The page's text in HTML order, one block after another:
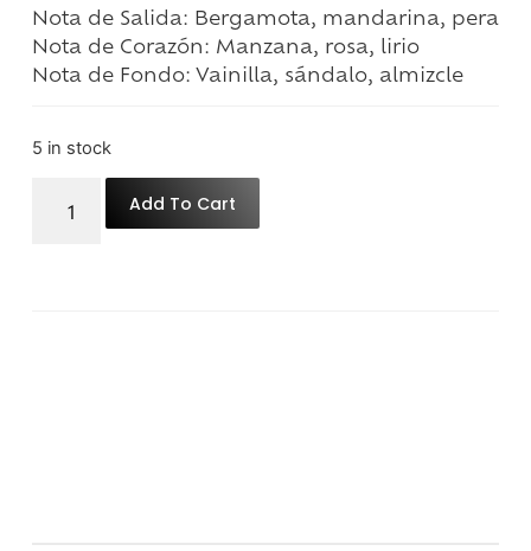
Nota de Salida: Bergamota, mandarina, pera
Nota de Corazón: Manzana, rosa, lirio
Nota de Fondo: Vainilla, sándalo, almizcle
5 in stock
Add To Cart